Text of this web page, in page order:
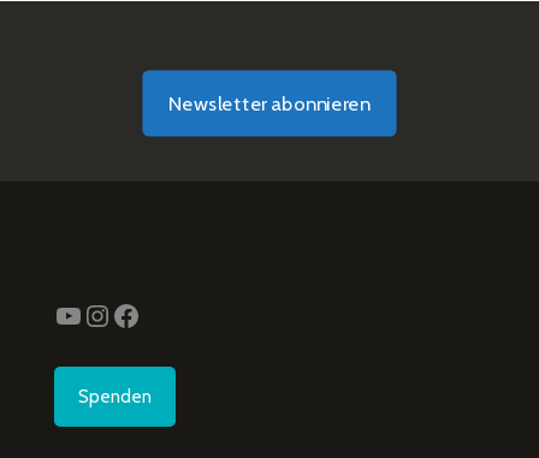
Newsletter abonnieren
YouTube
Instagram
Facebook
Spenden